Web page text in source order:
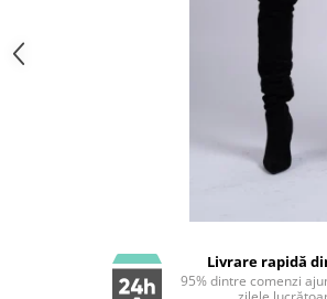
Livrare rapidă
95% dintre comenzi